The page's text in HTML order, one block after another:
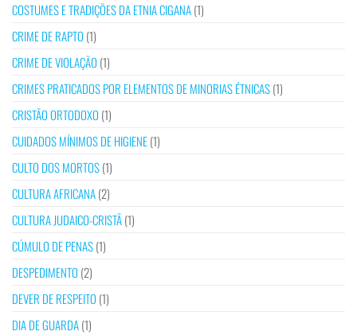
COSTUMES E TRADIÇÕES DA ETNIA CIGANA(1)
CRIME DE RAPTO (1)
CRIME DE VIOLAÇÃO (1)
CRIMES PRATICADOS POR ELEMENTOS DE MINORIAS ÉTNICAS(1)
CRISTÃO ORTODOXO (1)
CUIDADOS MÍNIMOS DE HIGIENE(1)
CULTO DOS MORTOS(1)
CULTURA AFRICANA(2)
CULTURA JUDAICO-CRISTÃ(1)
CÚMULO DE PENAS(1)
DESPEDIMENTO (2)
DEVER DE RESPEITO (1)
DIA DE GUARDA(1)